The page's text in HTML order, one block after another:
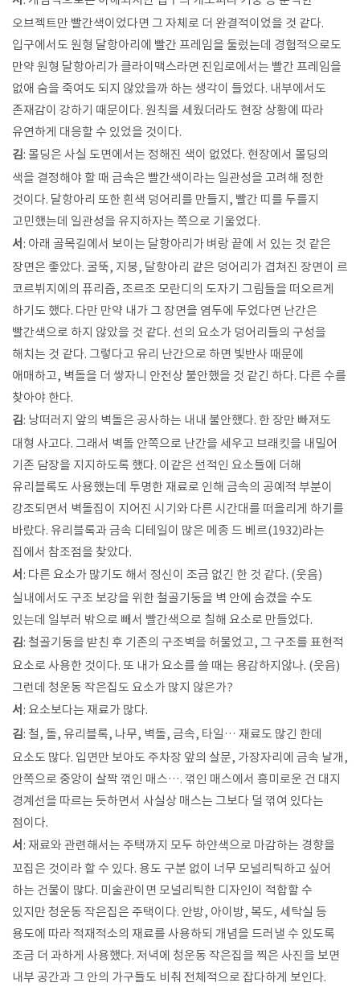
오브젝트만 빨간색이었다면 그 자체로 더 완결적이었을 것 같다.
입구에서도 원형 달항아리에 빨간 프레임을 둘렀는데 경험적으로도
만약 원형 달항아리가 클라이맥스라면 진입로에서는 빨간 프레임을
없애 숨을 죽여도 되지 않았을까 하는 생각이 들었다. 내부에서도
존재감이 강하기 때문이다. 원칙을 세웠더라도 현장 상황에 따라
유연하게 대응할 수 있었을 것이다.
김: 몰딩은 사실 도면에서는 정해진 색이 없었다. 현장에서 몰딩의
색을 결정해야 할 때 금속은 빨간색이라는 일관성을 고려해 정한
것이다. 달항아리 또한 흰색 덩어리를 만들지, 빨간 띠를 두를지
고민했는데 일관성을 유지하자는 쪽으로 기울었다.
서 : 아래 골목길에서 보이는 달항아리가 벼랑 끝에 서 있는 것 같은
장면은 좋았다. 굴뚝, 지붕, 달항아리 같은 덩어리가 겹쳐진 장면이 르
코르뷔지에의 퓨리즘, 조르조 모란디의 도자기 그림들을 떠오르게
하기도 했다. 다만 만약 내가 그 장면을 염두에 두었다면 난간은
빨간색으로 하지 않았을 것 같다. 선의 요소가 덩어리들의 구성을
해치는 것 같다. 그렇다고 유리 난간으로 하면 빛반사 때문에
애매하고, 벽돌을 더 쌓자니 안전상 불안했을 것 같긴 하다. 다른 수를
찾아야 한다.
김: 낭떠러지 앞의 벽돌은 공사하는 내내 불안했다. 한 장만 빠져도
대형 사고다. 그래서 벽돌 안쪽으로 난간을 세우고 브래킷을 내밀어
기존 담장을 지지하도록 했다. 이같은 선적인 요소들에 더해
유리블록도 사용했는데 투명한 재료로 인해 금속의 공예적 부분이
강조되면서 벽돌집이 지어진 시기와 다른 시간대를 떠올리게 하기를
바랐다. 유리블록과 금속 디테일이 많은 메종 드 베르(1932)라는
집에서 참조점을 찾았다.
서 : 다른 요소가 많기도 해서 정신이 조금 없긴 한 것 같다. (웃음)
실내에서도 구조 보강을 위한 철골기둥을 벽 안에 숨겼을 수도
있는데 일부러 밖으로 빼서 빨간색으로 칠해 요소로 만들었다.
김: 철골기둥을 받친 후 기존의 구조벽을 허물었고, 그 구조를 표현적
요소로 사용한 것이다. 또 내가 요소를 쓸 때는 용감하지않나. (웃음)
그런데 청운동 작은집도 요소가 많지 않은가?
서 : 요소보다는 재료가 많다.
김: 철, 돌, 유리블록, 나무, 벽돌, 금속, 타일… 재료도 많긴 한데
요소도 많다. 입면만 보아도 주차장 앞의 살문, 가장자리에 금속 날개,
안쪽으로 중앙이 살짝 꺾인 매스…. 꺾인 매스에서 흥미로운 건 대지
경계선을 따르는 듯하면서 사실상 매스는 그보다 덜 꺾여 있다는
점이다.
서 : 재료와 관련해서는 주택까지 모두 하얀색으로 마감하는 경향을
꼬집은 것이라 할 수 있다. 용도 구분 없이 너무 모널리틱하고 싶어
하는 건물이 많다. 미술관이면 모널리틱한 디자인이 적합할 수
있지만 청운동 작은집은 주택이다. 안방, 아이방, 복도, 세탁실 등
용도에 따라 적재적소의 재료를 사용하되 개념을 드러낼 수 있도록
조금 더 과하게 사용했다. 저녁에 청운동 작은집을 찍은 사진을 보면
내부 공간과 그 안의 가구들도 비춰 전체적으로 잡다하게 보인다.